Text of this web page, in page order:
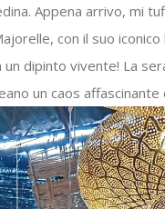
Appena arrivo, mi
, con il suo
dipinto vivente! La
un caos affascinante